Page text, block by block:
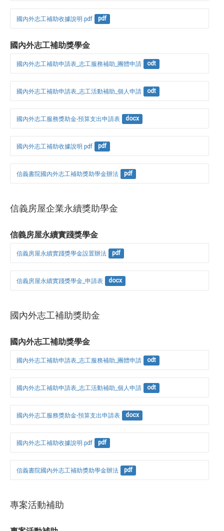
國內外志工補助收據說明.pdf pdf
國內外志工補助獎學金
國內外志工補助申請表_志工服務補助_團體申請 odt
國內外志工補助申請表_志工活動補助_個人申請 odt
國內外志工服務獎助金-預算支出申請表 docx
國內外志工補助收據說明.pdf pdf
信義書院國內外志工補助獎助學金辦法 pdf
信義房屋企業永續獎助學金
信義房屋永續實踐獎學金
信義房屋永續實踐獎學金設置辦法 pdf
信義房屋永續實踐獎學金_申請表 docx
國內外志工補助獎助金
國內外志工補助獎學金
國內外志工補助申請表_志工服務補助_團體申請 odt
國內外志工補助申請表_志工活動補助_個人申請 odt
國內外志工服務獎助金-預算支出申請表 docx
國內外志工補助收據說明.pdf pdf
信義書院國內外志工補助獎助學金辦法 pdf
專案活動補助